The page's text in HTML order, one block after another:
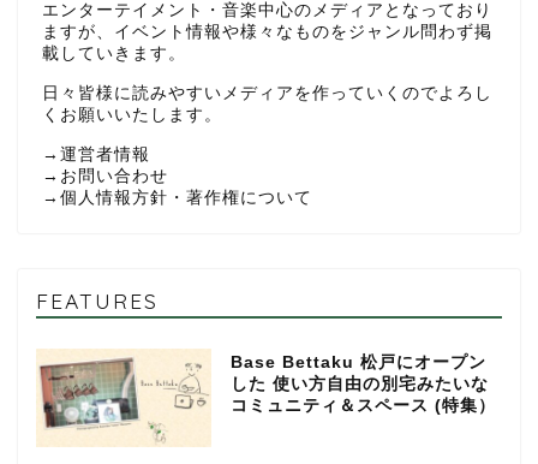
エンターテイメント・音楽中心のメディアとなっており
ますが、イベント情報や様々なものをジャンル問わず掲
載していきます。
日々皆様に読みやすいメディアを作っていくのでよろし
くお願いいたします。
→ 運営者情報
→ お問い合わせ
→ 個人情報方針・著作権について
FEATURES
Base Bettaku 松戸にオープン
した 使い方自由の別宅みたいな
コミュニティ＆スペース (特集）